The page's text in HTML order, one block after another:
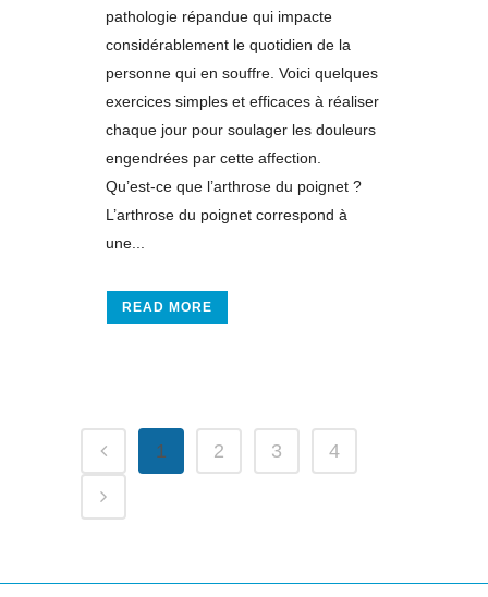
pathologie répandue qui impacte
considérablement le quotidien de la
personne qui en souffre. Voici quelques
exercices simples et efficaces à réaliser
chaque jour pour soulager les douleurs
engendrées par cette affection.
Qu’est-ce que l’arthrose du poignet ?
L’arthrose du poignet correspond à
une...
READ MORE
1 2 3 4